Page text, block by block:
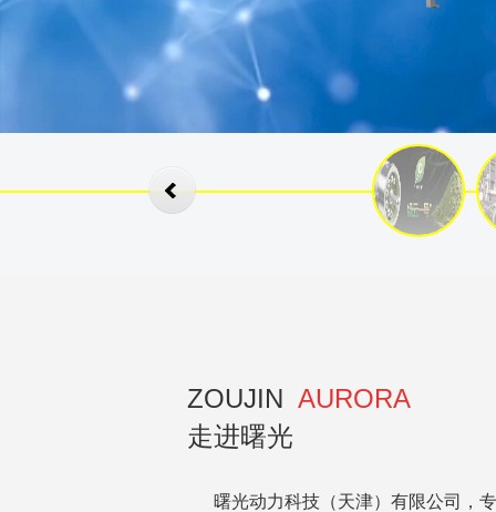
ZOUJIN AURORA
走进曙光
曙光动力科技（天津）有限公司，